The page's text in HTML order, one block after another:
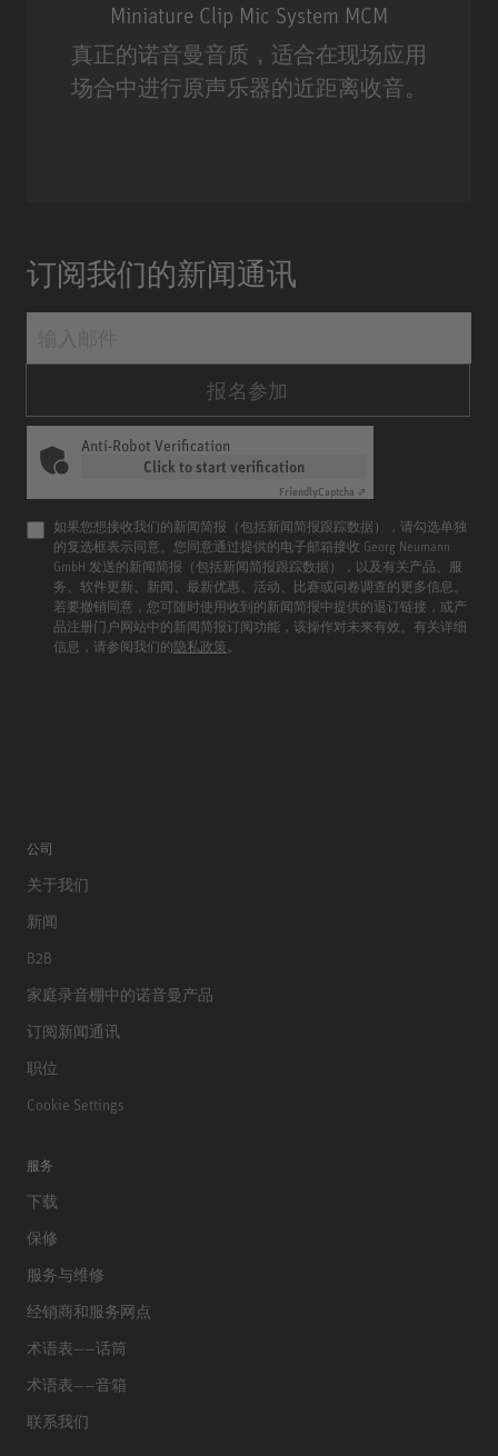
Miniature Clip Mic System MCM
真正的诺音曼音质，适合在现场应用
场合中进行原声乐器的近距离收音。
订阅我们的新闻通讯
报名参加
Anti-Robot Verification
Click to start verification
FriendlyCaptcha ⇗
如果您想接收我们的新闻简报（包括新闻简报跟踪数据），请勾选单独
的复选框表示同意。您同意通过提供的电子邮箱接收 Georg Neumann
GmbH 发送的新闻简报（包括新闻简报跟踪数据），以及有关产品、服
务、软件更新、新闻、最新优惠、活动、比赛或问卷调查的更多信息。
若要撤销同意，您可随时使用收到的新闻简报中提供的退订链接，或产
品注册门户网站中的新闻简报订阅功能，该操作对未来有效。有关详细
信息，请参阅我们的 隐私政策。
公司
关于我们
新闻
B2B
家庭录音棚中的诺音曼产品
订阅新闻通讯
职位
Cookie Settings
服务
下载
保修
服务与维修
经销商和服务网点
术语表——话筒
术语表——音箱
联系我们